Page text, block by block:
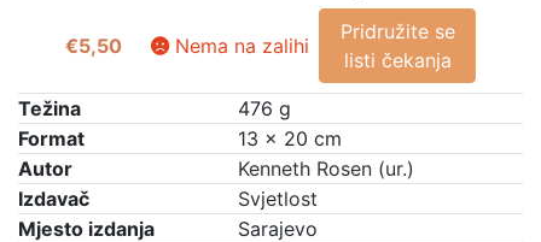
€5,50 Nema na zalihi
Pridružite se
listi čekanja
Težina
476 g
Format
13 × 20 cm
Autor
Kenneth Rosen (ur.)
Izdavač
Svjetlost
Mjesto izdanja
Sarajevo